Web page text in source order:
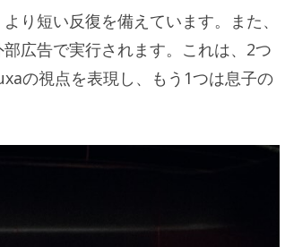
り短い反復を備えています。また、
広告で実行されます。これは、2つ
の視点を表現し、もう1つは息子の